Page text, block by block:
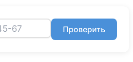
Проверить